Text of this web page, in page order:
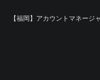
【福岡】アカウントマネージ